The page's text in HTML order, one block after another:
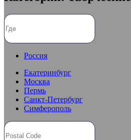
Россия
Екатеринбург
Москва
Пермь
Санкт-Петербург
Симферополь